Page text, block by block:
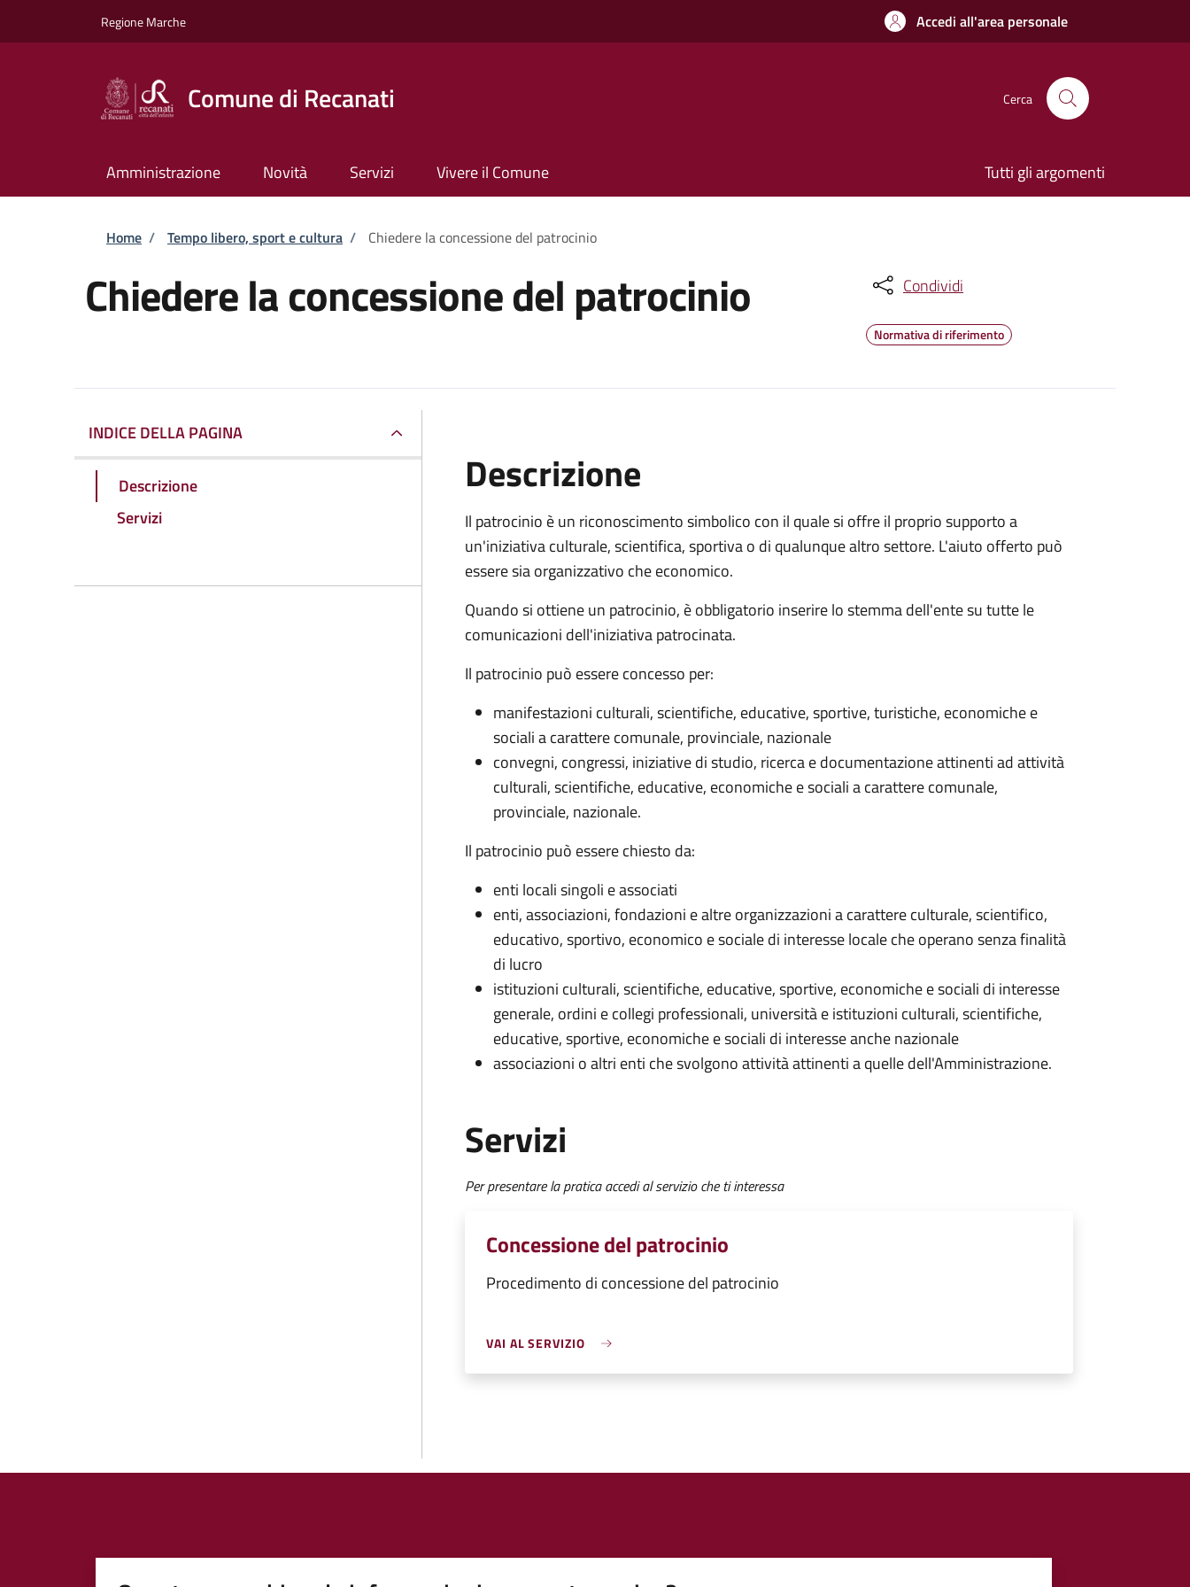
Regione Marche Accedi all'area personale
Comune di Recanati Cerca
Amministrazione Novità Servizi Vivere il Comune Tutti gli argomenti
Briciole di pane
Home / Tempo libero, sport e cultura / Chiedere la concessione del patrocinio
Chiedere la concessione del patrocinio Condividi
Normativa di riferimento
INDICE DELLA PAGINA
Descrizione
Servizi
Descrizione
Il patrocinio è un riconoscimento simbolico con il quale si offre il proprio supporto a
un'iniziativa culturale, scientifica, sportiva o di qualunque altro settore. L'aiuto offerto può
essere sia organizzativo che economico.
Quando si ottiene un patrocinio, è obbligatorio inserire lo stemma dell'ente su tutte le
comunicazioni dell'iniziativa patrocinata.
Il patrocinio può essere concesso per:
manifestazioni culturali, scientifiche, educative, sportive, turistiche, economiche e
sociali a carattere comunale, provinciale, nazionale
convegni, congressi, iniziative di studio, ricerca e documentazione attinenti ad attività
culturali, scientifiche, educative, economiche e sociali a carattere comunale,
provinciale, nazionale.
Il patrocinio può essere chiesto da:
enti locali singoli e associati
enti, associazioni, fondazioni e altre organizzazioni a carattere culturale, scientifico,
educativo, sportivo, economico e sociale di interesse locale che operano senza finalità
di lucro
istituzioni culturali, scientifiche, educative, sportive, economiche e sociali di interesse
generale, ordini e collegi professionali, università e istituzioni culturali, scientifiche,
educative, sportive, economiche e sociali di interesse anche nazionale
associazioni o altri enti che svolgono attività attinenti a quelle dell'Amministrazione.
Servizi
Per presentare la pratica accedi al servizio che ti interessa
Concessione del patrocinio
Procedimento di concessione del patrocinio
VAI AL SERVIZIO